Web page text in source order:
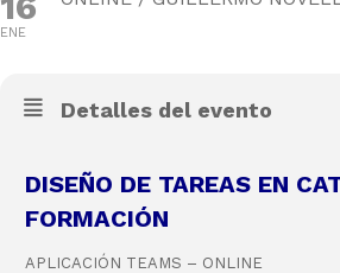
ENE
Detalles del evento
DISEÑO DE TAREAS EN
FORMACIÓN
APLICACIÓN TEAMS – ONLINE